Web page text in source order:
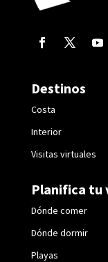
Destinos
Costa
Interior
Visitas virtuales
Planifica tu
Dónde comer
Dónde dormir
Playas